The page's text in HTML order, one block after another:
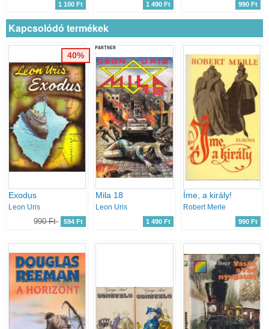
1 100 Ft 1 490 Ft 990 Ft
Kapcsolódó termékek
Exodus
Leon Uris
990 Ft 594 Ft
40%
PARTNER
Mila 18
Leon Uris
1 490 Ft
Íme, a király!
Robert Merle
990 Ft